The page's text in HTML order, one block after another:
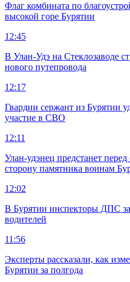
Флаг комбината по
высокой горе Бурятии
12:45
В Улан-Удэ на Стеклозаводе
нового путепровода
12:17
Гвардии сержант из Бурятии
участие в СВО
12:11
Улан-удэнец предстанет
сторону памятника воинам
12:02
В Бурятии инспекторы ДПС
водителей
11:56
Эксперты рассказали, как
Бурятии за полгода